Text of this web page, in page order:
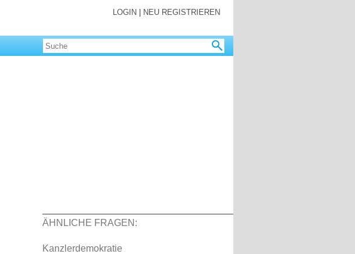
LOGIN NEU REGISTRIEREN
ÄHNLICHE FRAGEN:
Kanzlerdemokratie